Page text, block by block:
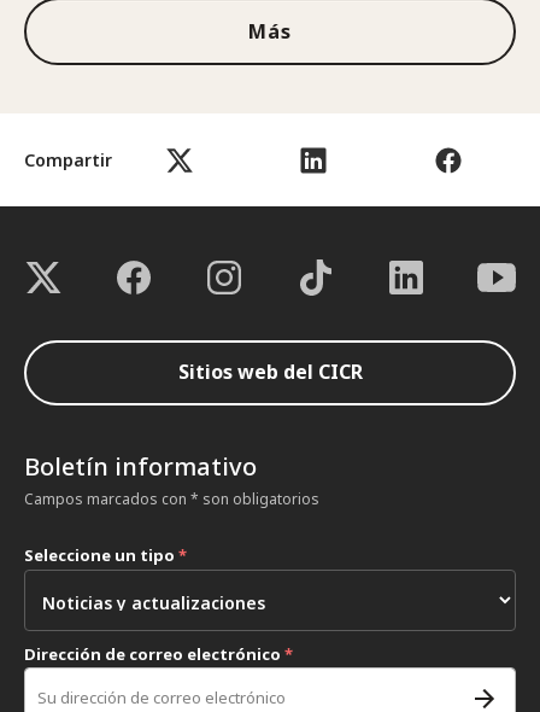
Compartir
Más
Sitios web del CICR
Boletín informativo
Campos marcados con * son obligatorios
Seleccione un tipo *
Dirección de correo electrónico *